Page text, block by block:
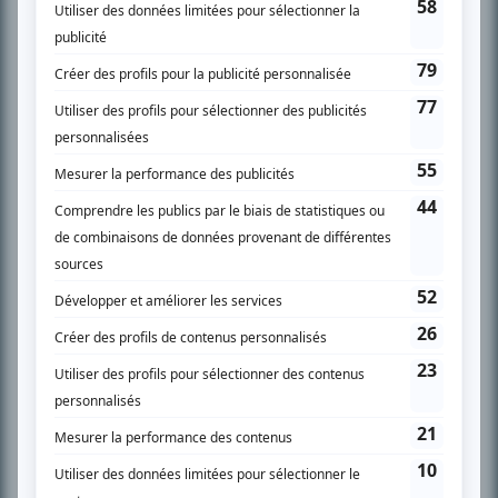
SUR LE RÉSEAU BIZZ MÉDIA
PLAN DU SITE
Accueil
Liste des oeuvres
Liste des comédiens
Recherche avancée
À propos
Nous contacter
Termes et conditions